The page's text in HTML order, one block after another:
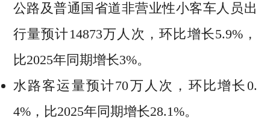
公路及普通国省道非营业性小客车人员出
行量预计14873万人次，环比增长5.9%，
比2025年同期增长3%。
水路客运量预计70万人次，环比增长0.
4%，比2025年同期增长28.1%。